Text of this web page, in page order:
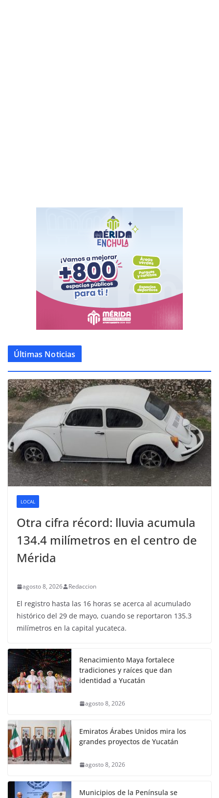
Últimas Noticias
LOCAL
Otra cifra récord: lluvia acumula
134.4 milímetros en el centro de
Mérida
agosto 8, 2026 Redaccion
El registro hasta las 16 horas se acerca al acumulado
histórico del 29 de mayo, cuando se reportaron 135.3
milímetros en la capital yucateca.
Renacimiento Maya fortalece
tradiciones y raíces que dan
identidad a Yucatán
agosto 8, 2026
Emiratos Árabes Unidos mira los
grandes proyectos de Yucatán
agosto 8, 2026
Municipios de la Península se